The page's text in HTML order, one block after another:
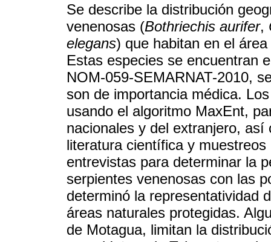
Se describe la distribución
venenosas (Bothriechis aurifer,
elegans) que habitan en el
Estas especies se encuentran
NOM-059-SEMARNAT-2010,
son de importancia médica.
usando el algoritmo MaxEnt,
nacionales y del extranjero,
literatura científica y
entrevistas para determinar la
serpientes venenosas con las
determinó la representatividad
áreas naturales protegidas.
de Motagua, limitan la